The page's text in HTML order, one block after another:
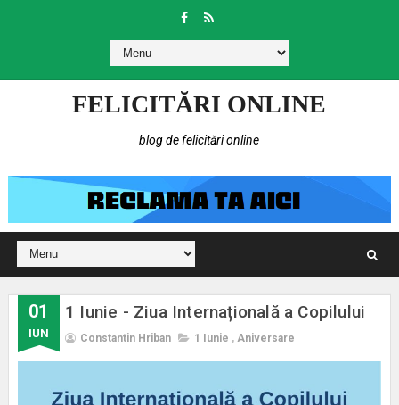
FELICITĂRI ONLINE
blog de felicitări online
01
IUN
1 Iunie - Ziua Internațională a Copilului
Constantin Hriban 1 Iunie , Aniversare